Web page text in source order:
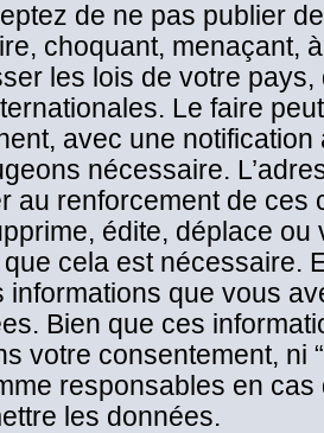
de ne pas publier
choquant, menaçant,
les lois de votre pays,
Le faire
avec une
nécessaire.
au renforcement de ces
édite, déplace
cela est nécessaire.
informations que vous
Bien que ces
votre consentement, ni
responsables en
les données.